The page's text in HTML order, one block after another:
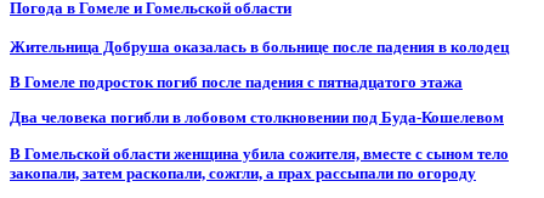
Погода в Гомеле и Гомельской области
Жительница Добруша оказалась в больнице после падения в колодец
В Гомеле подросток погиб после падения с пятнадцатого этажа
Два человека погибли в лобовом столкновении под Буда-Кошелевом
В Гомельской области женщина убила сожителя, вместе с сыном тело
закопали, затем раскопали, сожгли, а прах рассыпали по огороду